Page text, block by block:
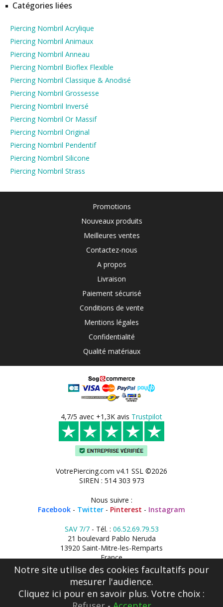
Catégories liées
Piercing Nombril Acrylique
Piercing Nombril Animaux
Piercing Nombril Anneau
Piercing Nombril Bioflex Flexible
Piercing Nombril Classique & Anodisé
Piercing Nombril Grossesse
Piercing Nombril Inversé
Piercing Nombril Or Massif
Piercing Nombril Original
Piercing Nombril Pendentif
Piercing Nombril Silicone
Piercing Nombril Strass
Promotions
Nouveaux produits
Meilleures ventes
Contactez-nous
A propos
Livraison
Paiement sécurisé
Conditions de vente
Mentions légales
Confidentialité
Qualité matériaux
4,7/5 avec +1,3K avis Trustpilot
VotrePiercing.com v4.1 SSL ©2026
SIREN : 514 303 973
Nous suivre :
Facebook - Twitter - Pinterest - Instagram
SAV 7/7- Tél. : 06.52.69.79.53
21 boulevard Pablo Neruda
13920 Saint-Mitre-les-Remparts
France
Notre site utilise des cookies facultatifs pour
mesurer l'audience.
Cliquez ici pour en savoir plus. Votre choix :